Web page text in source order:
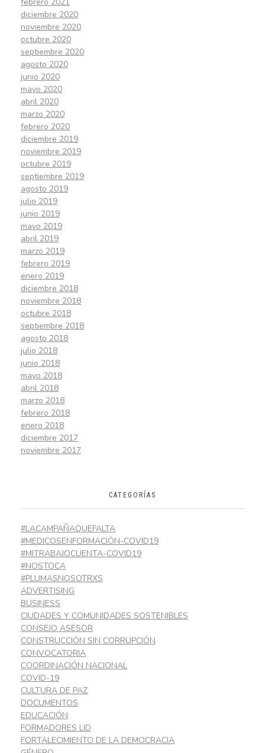
diciembre 2020
noviembre 2020
octubre 2020
septiembre 2020
agosto 2020
junio 2020
mayo 2020
abril 2020
marzo 2020
febrero 2020
diciembre 2019
noviembre 2019
octubre 2019
septiembre 2019
agosto 2019
julio 2019
junio 2019
mayo 2019
abril 2019
marzo 2019
febrero 2019
enero 2019
diciembre 2018
noviembre 2018
octubre 2018
septiembre 2018
agosto 2018
julio 2018
junio 2018
mayo 2018
abril 2018
marzo 2018
febrero 2018
enero 2018
diciembre 2017
noviembre 2017
CATEGORÍAS
#LACAMPAÑAQUEFALTA
#MEDICOSENFORMACIÓN-COVID19
#MITRABAJOCUENTA-COVID19
#NOSTOCA
#PLUMASNOSOTRXS
ADVERTISING
BUSINESS
CIUDADES Y COMUNIDADES SOSTENIBLES
CONSEJO ASESOR
CONSTRUCCIÓN SIN CORRUPCIÓN
CONVOCATORIA
COORDINACIÓN NACIONAL
COVID-19
CULTURA DE PAZ
DOCUMENTOS
EDUCACIÓN
FORMADORES LID
FORTALECIMIENTO DE LA DEMOCRACIA